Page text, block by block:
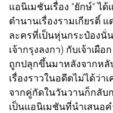
แอนิเมชันเรื่อง "ยักษ์" ไ
ตำนานเรื่องรามเกียรติ์
ละครที่เป็นหุ่นกระป๋องนั่น
เจ้ากรุงลงกา) กับเจ้าเผื
ถูกปลุกขึ้นมาหลังจากหลั
เรื่องราวในอดีตไม่ได้ว่
จากคู่กัดในวันวานก็กลับ
เป็นแอนิเมชันที่นำเสนอ